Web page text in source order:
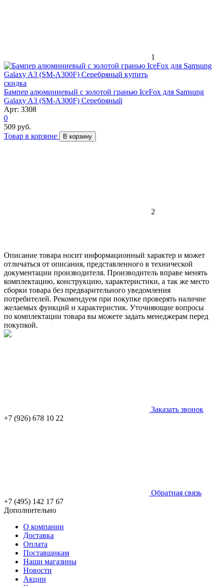
1
скидка
Бампер алюминиевый с золотой гранью IceFox для Samsung
Galaxy A3 (SM-A300F) Серебряный
Арт: 3308
0
509 руб.
Товар в корзине
В корзину
2
Описание товара носит информационный характер и может
отличаться от описания, представленного в технической
документации производителя. Производитель вправе менять
комплектацию, конструкцию, характеристики, а так же место
сборки товара без предварительного уведомления
потребителей. Рекомендуем при покупке проверять наличие
желаемых функций и характеристик. Уточняющие вопросы
по комплектации товара вы можете задать менеджерам перед
покупкой.
Заказать звонок
+7 (926) 678 10 22
Обратная связь
+7 (495) 142 17 67
Дополнительно
О компании
Доставка
Оплата
Поставщикам
Наши магазины
Новости
Акции